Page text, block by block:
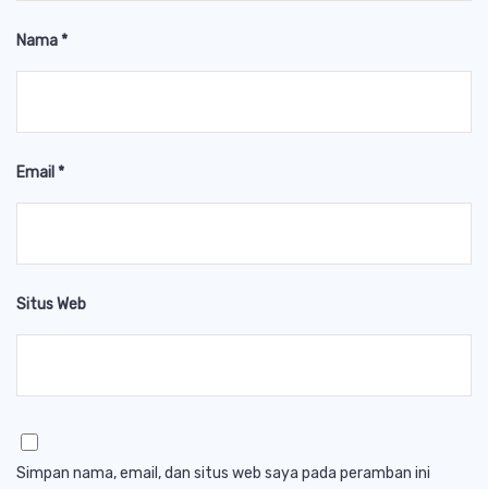
Nama*
Email *
Situs Web
Simpan nama, email, dan situs web saya pada peramban ini